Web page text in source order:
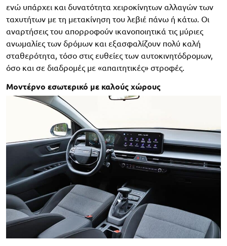
ενώ υπάρχει και δυνατότητα χειροκίνητων αλλαγών των
ταχυτήτων με τη μετακίνηση του λεβιέ πάνω ή κάτω. Οι
αναρτήσεις του απορροφούν ικανοποιητικά τις μύριες
ανωμαλίες των δρόμων και εξασφαλίζουν πολύ καλή
σταθερότητα, τόσο στις ευθείες των αυτοκινητόδρομων,
όσο και σε διαδρομές με «απαιτητικές» στροφές.
Μοντέρνο εσωτερικό με καλούς χώρους